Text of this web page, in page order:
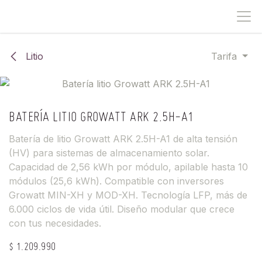
Litio Tarifa
BATERÍA LITIO GROWATT ARK 2.5H-A1
Batería de litio Growatt ARK 2.5H-A1 de alta tensión
(HV) para sistemas de almacenamiento solar.
Capacidad de 2,56 kWh por módulo, apilable hasta 10
módulos (25,6 kWh). Compatible con inversores
Growatt MIN-XH y MOD-XH. Tecnología LFP, más de
6.000 ciclos de vida útil. Diseño modular que crece
con tus necesidades.
$ 1.209.990